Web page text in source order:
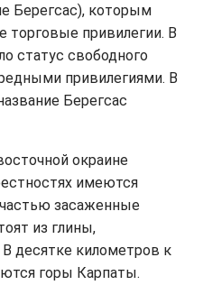
Берегсас), которым
торговые привилегии. В
статус свободного
привилегиями. В
Берегсас
окраине
имеются
засаженные
из глины,
десятке километров к
горы Карпаты.